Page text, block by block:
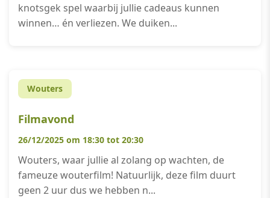
knotsgek spel waarbij jullie cadeaus kunnen
winnen… én verliezen. We duiken...
Wouters
Filmavond
26/12/2025 om 18:30 tot 20:30
Wouters, waar jullie al zolang op wachten, de
fameuze wouterfilm! Natuurlijk, deze film duurt
geen 2 uur dus we hebben n...